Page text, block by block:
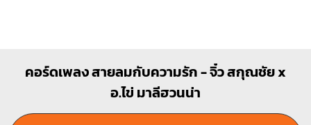
X X O
1
3
G#
X
1
3
คอร์ดเพลง สายลมกับความรัก - จิ๋ว สกุณชัย x
อ.ไข่ มาลีฮวนน่า